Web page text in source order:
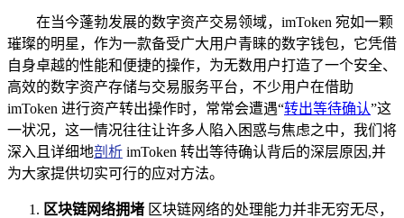
在当今蓬勃发展的数字资产交易领域，imToken 宛如一颗
璀璨的明星，作为一款备受广大用户青睐的数字钱包，它凭借
自身卓越的性能和便捷的操作，为无数用户打造了一个安全、
高效的数字资产存储与交易服务平台，不少用户在借助
imToken 进行资产转出操作时，常常会遭遇“转出等待确认”这
一状况，这一情况往往让许多人陷入困惑与焦虑之中，我们将
深入且详细地剖析 imToken 转出等待确认背后的深层原因,并
为大家提供切实可行的应对方法。
区块链网络拥堵 区块链网络的处理能力并非无穷无尽，